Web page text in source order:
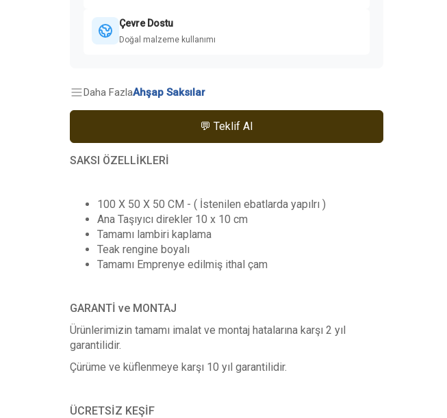
Çevre Dostu
Doğal malzeme kullanımı
Daha FazlaAhşap Saksılar
💬 Teklif Al
SAKSI ÖZELLİKLERİ
100 X 50 X 50 CM - ( İstenilen ebatlarda yapılrı )
Ana Taşıyıcı direkler 10 x 10 cm
Tamamı lambiri kaplama
Teak rengine boyalı
Tamamı Emprenye edilmiş ithal çam
GARANTİ ve MONTAJ
Ürünlerimizin tamamı imalat ve montaj hatalarına karşı 2 yıl
garantilidir.
Çürüme ve küflenmeye karşı 10 yıl garantilidir.
ÜCRETSİZ KEŞİF